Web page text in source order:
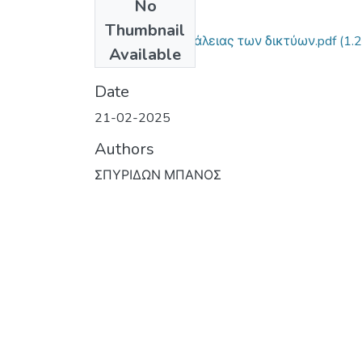
No
Thumbnail
Available
Μελέτη της ασφάλειας των δικτύων.pdf
MB)
Date
21-02-2025
Authors
ΣΠΥΡΙΔΩΝ ΜΠΑΝΟΣ